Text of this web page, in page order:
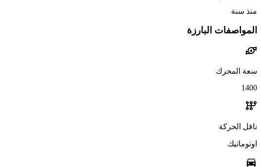
منذ سنة
المواصفات البارزة
water_pump
سعة المحرك
1400
auto_transmission
ناقل الحركة
اوتوماتيك
directions_car